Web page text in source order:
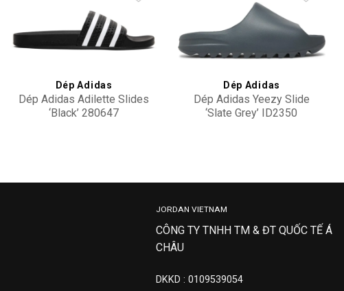
Add to
wishlist
Dép Adidas
Dép Adidas Adilette Slides
‘Black’ 280647
Add to
wishlist
Dép Adidas
Dép Adidas Yeezy Slide
‘Slate Grey’ ID2350
JORDAN VIETNAM
CÔNG TY TNHH TM & ĐT QUỐC TẾ Á
CHÂU
DKKD : 0109539054